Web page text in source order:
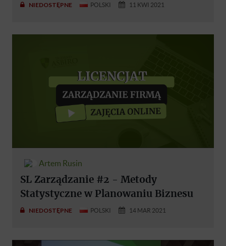
NIEDOSTĘPNE POLSKI 11 KWI 2021
Artem Rusin
SL Zarządzanie #2 - Metody
Statystyczne w Planowaniu Biznesu
NIEDOSTĘPNE POLSKI 14 MAR 2021